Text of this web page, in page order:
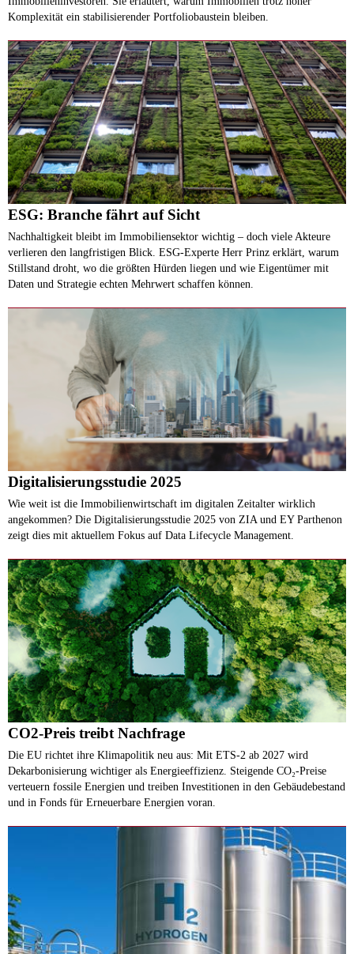
Komplexität ein stabilisierender Portfoliobaustein bleiben.
ESG: Branche fährt auf Sicht
Nachhaltigkeit bleibt im Immobiliensektor wichtig – doch viele Akteure
verlieren den langfristigen Blick. ESG-Experte Herr Prinz erklärt, warum
Stillstand droht, wo die größten Hürden liegen und wie Eigentümer mit
Daten und Strategie echten Mehrwert schaffen können.
Digitalisierungsstudie 2025
Wie weit ist die Immobilienwirtschaft im digitalen Zeitalter wirklich
angekommen? Die Digitalisierungsstudie 2025 von ZIA und EY Parthenon
zeigt dies mit aktuellem Fokus auf Data Lifecycle Management.
CO2-Preis treibt Nachfrage
Die EU richtet ihre Klimapolitik neu aus: Mit ETS-2 ab 2027 wird
Dekarbonisierung wichtiger als Energieeffizienz. Steigende CO₂-Preise
verteuern fossile Energien und treiben Investitionen in den Gebäudebestand
und in Fonds für Erneuerbare Energien voran.